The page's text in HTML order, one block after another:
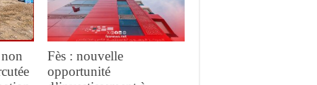
Fès : nouvelle
opportunité